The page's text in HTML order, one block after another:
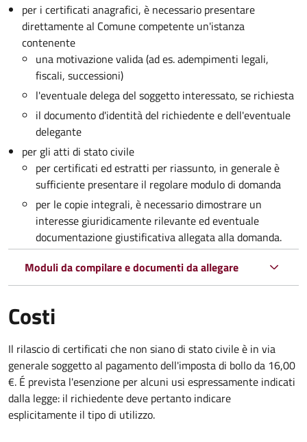
per i certificati anagrafici, è necessario presentare
direttamente al Comune competente un'istanza
contenente
una motivazione valida (ad es. adempimenti legali,
fiscali, successioni)
l'eventuale delega del soggetto interessato, se richiesta
il documento d'identità del richiedente e dell'eventuale
delegante
per gli atti di stato civile
per certificati ed estratti per riassunto, in generale è
sufficiente presentare il regolare modulo di domanda
per le copie integrali, è necessario dimostrare un
interesse giuridicamente rilevante ed eventuale
documentazione giustificativa allegata alla domanda.
Moduli da compilare e documenti da allegare
Costi
Il rilascio di certificati che non siano di stato civile è in via
generale soggetto al pagamento dell'imposta di bollo da 16,00
€. É prevista l'esenzione per alcuni usi espressamente indicati
dalla legge: il richiedente deve pertanto indicare
esplicitamente il tipo di utilizzo.